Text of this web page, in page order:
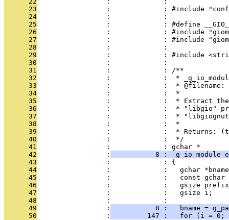
      23
:             : #include
      24
                 :             :
      25
:             : #define
      26
:             : #include
      27
:             : #include
      28
                 :             :
      29
:             : #include
      30
                 :             :
      31
                 :             : /**
      32
:             :  *
      33
:             :  * @filename:
      34
                 :             :  *
      35
:             :  * Extract
      36
:             :  * "libgio"
      37
:             :  *
      38
                 :             :  *
      39
:             :  * Returns:
      40
                 :             :  */
      41
                 :             : gchar *
      42
                 :
8 :
      43
                 :             : {
      44
:             :   gchar
      45
:             :   const gchar
      46
:             :   gsize
      47
                 :             :   gsize i;
      48
                 :             :
      49
                 :
8 :   bname =
      50
                 :
147 :   for (i = 0;